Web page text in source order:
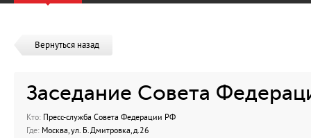
Вернуться назад
Заседание Совета
Кто: Пресс-служба Совета Федерации РФ
Где: Москва, ул. Б.Дмитровка, д.26